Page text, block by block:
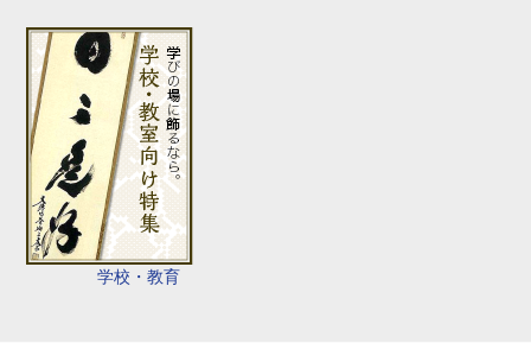
学校・教育